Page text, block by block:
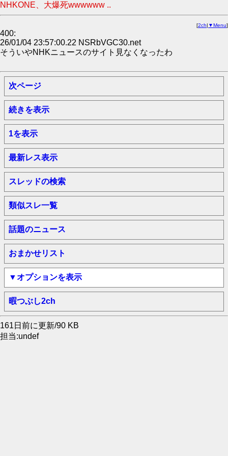
NHKONE、大爆死wwwwww ..
[2ch| ▼Menu]
400:
26/01/04 23:57:00.22 NSRbVGC30.net
そういやNHKニュースのサイト見なくなったわ
次ページ
続きを表示
1を表示
最新レス表示
スレッドの検索
類似スレ一覧
話題のニュース
おまかせリスト
▼オプションを表示
暇つぶし2ch
161日前に更新/90 KB
担当:undef